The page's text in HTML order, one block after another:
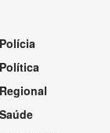
Polícia
Política
Regional
Saúde